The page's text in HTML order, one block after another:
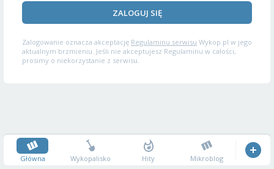
ZALOGUJ SIĘ
Zalogowanie oznacza akceptację Regulaminu serwisu Wykop.pl w jego
aktualnym brzmieniu. Jeśli nie akceptujesz Regulaminu w całości,
prosimy o niekorzystanie z serwisu.
Główna Wykopalisko Hity Mikroblog